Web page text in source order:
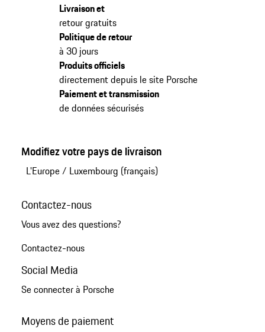
Livraison et
retour gratuits
Politique de retour
à 30 jours
Produits officiels
directement depuis le site Porsche
Paiement et transmission
de données sécurisés
Modifiez votre pays de livraison
L'Europe/ Luxembourg (français)
Contactez-nous
Vous avez des questions?
Contactez-nous
Social Media
Se connecter à Porsche
Moyens de paiement